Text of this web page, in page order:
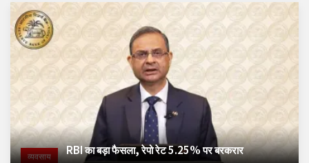
व्यवसाय RBI का बड़ा फैसला, रेपो रेट 5.25% पर बरकरार